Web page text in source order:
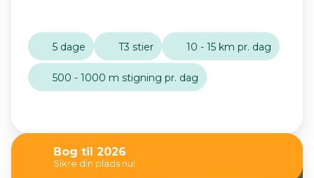
5 dage T3 stier 10 - 15 km pr. dag
500 - 1000 m stigning pr. dag
Bog til 2026
Sikre din plads nu!